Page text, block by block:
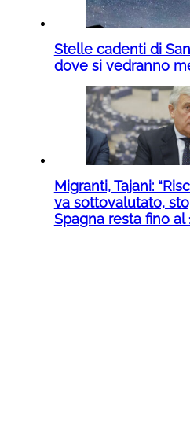
Stelle cadenti di
dove si vedranno
Migranti, Tajani:
va sottovalutato,
Spagna resta fino al